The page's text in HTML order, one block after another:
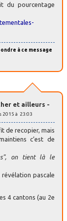
du pourcentage
à ce message
et ailleurs -
2015 à 23:03
de recopier, mais
c’est de
on tient là le
pascale
4 cantons (au 2e